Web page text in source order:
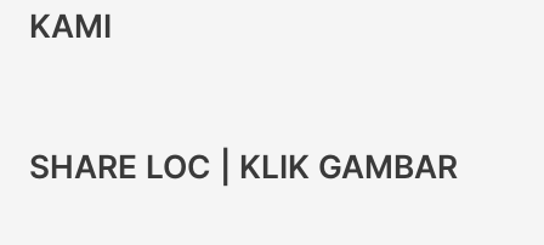
KAMI
SHARE LOC | KLIK GAMBAR